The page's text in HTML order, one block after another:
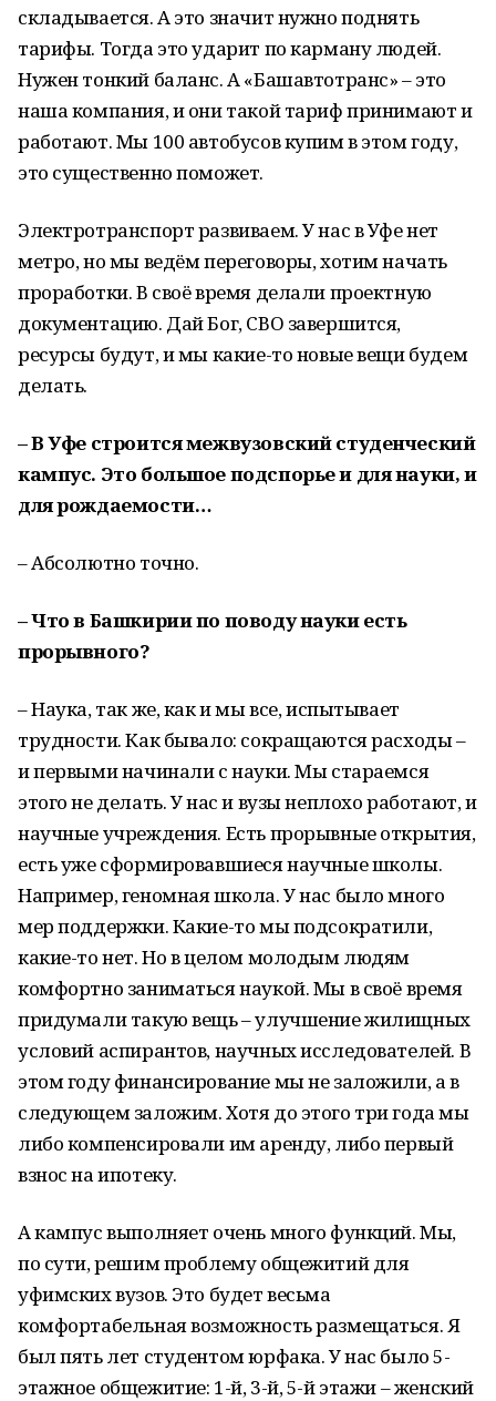
складывается. А это значит нужно поднять
тарифы. Тогда это ударит по карману людей.
Нужен тонкий баланс. А «Башавтотранс» – это
наша компания, и они такой тариф принимают и
работают. Мы 100 автобусов купим в этом году,
это существенно поможет.
Электротранспорт развиваем. У нас в Уфе нет
метро, но мы ведём переговоры, хотим начать
проработки. В своё время делали проектную
документацию. Дай Бог, СВО завершится,
ресурсы будут, и мы какие-то новые вещи будем
делать.
– В Уфе строится межвузовский студенческий
кампус. Это большое подспорье и для науки, и
для рождаемости…
– Абсолютно точно.
– Что в Башкирии по поводу науки есть
прорывного?
– Наука, так же, как и мы все, испытывает
трудности. Как бывало: сокращаются расходы –
и первыми начинали с науки. Мы стараемся
этого не делать. У нас и вузы неплохо работают, и
научные учреждения. Есть прорывные открытия,
есть уже сформировавшиеся научные школы.
Например, геномная школа. У нас было много
мер поддержки. Какие-то мы подсократили,
какие-то нет. Но в целом молодым людям
комфортно заниматься наукой. Мы в своё время
придумали такую вещь – улучшение жилищных
условий аспирантов, научных исследователей. В
этом году финансирование мы не заложили, а в
следующем заложим. Хотя до этого три года мы
либо компенсировали им аренду, либо первый
взнос на ипотеку.
А кампус выполняет очень много функций. Мы,
по сути, решим проблему общежитий для
уфимских вузов. Это будет весьма
комфортабельная возможность размещаться. Я
был пять лет студентом юрфака. У нас было 5-
этажное общежитие: 1-й, 3-й, 5-й этажи – женский